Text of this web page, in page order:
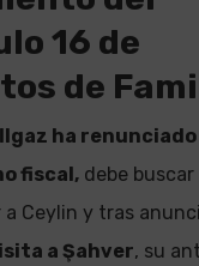
16 de
de
Ilgaz ha renunciado
fiscal, debe
a Ceylin y tras
a Şahver, su